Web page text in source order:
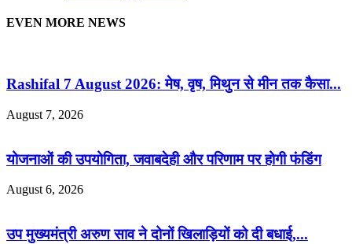
EVEN MORE NEWS
Rashifal 7 August 2026: मेष, वृष, मिथुन से मीन तक कैसा...
August 7, 2026
योजनाओं की उपयोगिता, जवाबदेही और परिणाम पर होगी फंडिंग
August 6, 2026
उप मुख्यमंत्री अरुण साव ने दोनों खिलाड़ियों को दी बधाई,...